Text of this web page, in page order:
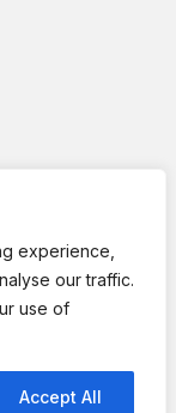
experience,
our traffic.
use of
Accept All